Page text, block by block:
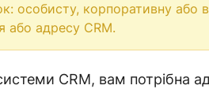
особисту, корпоративну або
або адресу CRM.
CRM, вам потрібна